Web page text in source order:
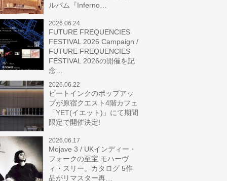
ルバム『Inferno…
2026.06.24
FUTURE FREQUENCIES
FESTIVAL 2026 Campaign /
FUTURE FREQUENCIES
FESTIVAL 2026の開催を記
念…
2026.06.22
ビートインクのポップアッ
プが原宿クエスト4階カフェ
「YET(イエット)」にて期間
限定で開催決定!
2026.06.17
Mojave 3 / UKインディー・
フォークの至宝 モハーヴ
ィ・スリー。カタログ 5作
品がリマスター再…